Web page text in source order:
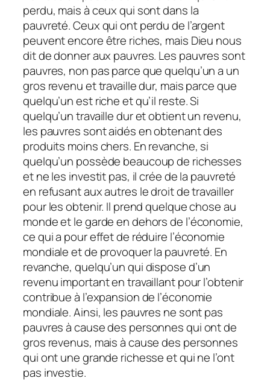
perdu, mais à ceux qui sont dans la
pauvreté. Ceux qui ont perdu de l’argent
peuvent encore être riches, mais Dieu nous
dit de donner aux pauvres. Les pauvres sont
pauvres, non pas parce que quelqu’un a un
gros revenu et travaille dur, mais parce que
quelqu’un est riche et qu’il reste. Si
quelqu’un travaille dur et obtient un revenu,
les pauvres sont aidés en obtenant des
produits moins chers. En revanche, si
quelqu’un possède beaucoup de richesses
et ne les investit pas, il crée de la pauvreté
en refusant aux autres le droit de travailler
pour les obtenir. Il prend quelque chose au
monde et le garde en dehors de l’économie,
ce qui a pour effet de réduire l’économie
mondiale et de provoquer la pauvreté. En
revanche, quelqu’un qui dispose d’un
revenu important en travaillant pour l’obtenir
contribue à l’expansion de l’économie
mondiale. Ainsi, les pauvres ne sont pas
pauvres à cause des personnes qui ont de
gros revenus, mais à cause des personnes
qui ont une grande richesse et qui ne l’ont
pas investie.